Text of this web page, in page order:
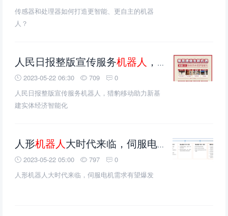
传感器和处理器如何打造更智能、更自主的机器
人？
人民日报整版宣传服务机器人 ，猎豹移动助力新基建实体经济智能化
2023-05-22 06:30 709
0
人民日报整版宣传服务机器人，猎豹移动助力新基
建实体经济智能化
人形机器人大时代来临，伺服电机需求有望爆发
2023-05-22 05:00 797
0
人形机器人大时代来临，伺服电机需求有望爆发